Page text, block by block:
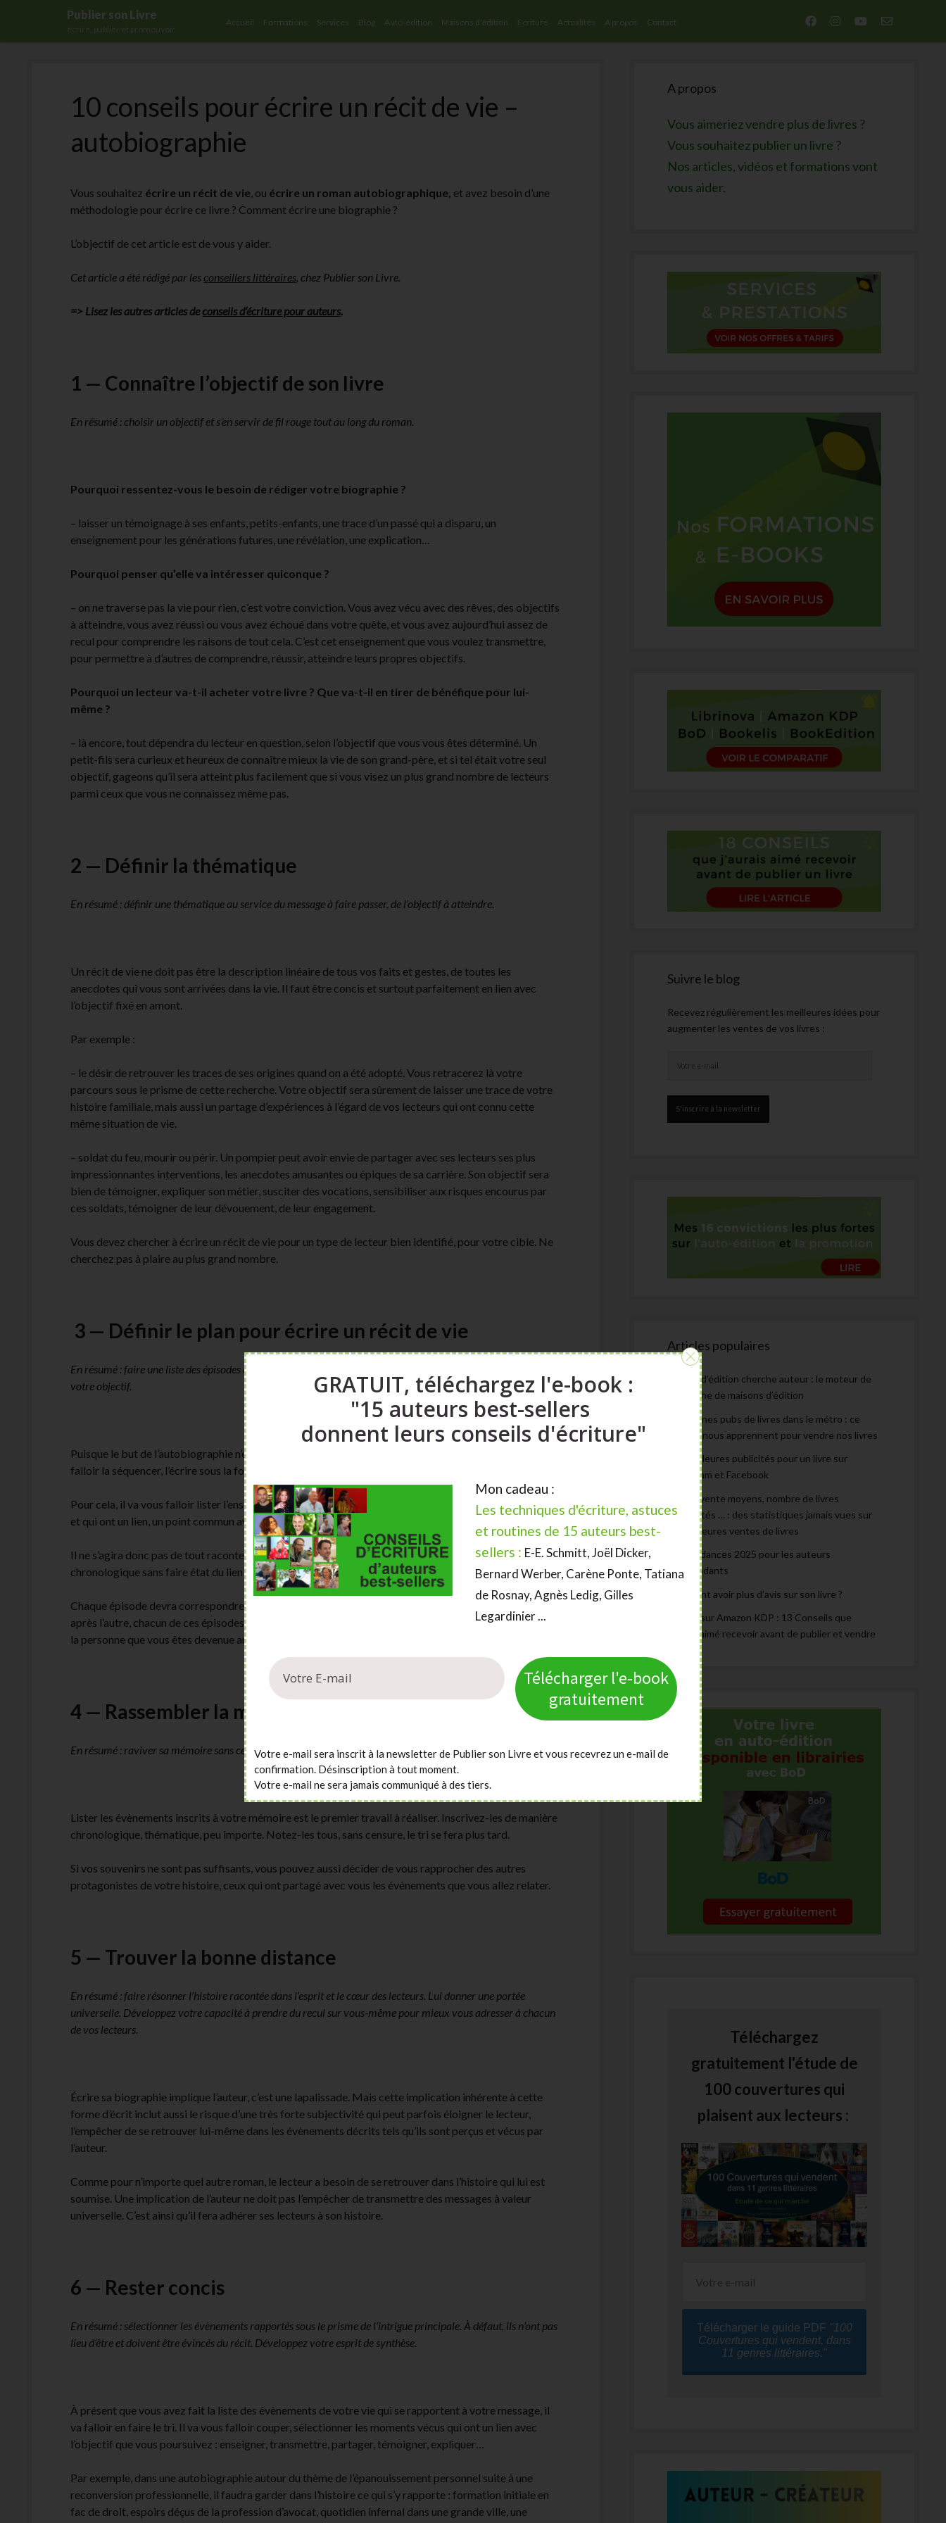
Publier son Livre
écrire, publier et promouvoir
Accueil Formations Services Blog Auto-édition Maisons d’édition Ecriture Actualités A propos Contact facebookinstagram
youtubeemail-
10 conseils pour écrire un récit de vie –
autobiographie
Vous souhaitez écrire un récit de vie, ou écrire un roman autobiographique, et avez besoin d’une
méthodologie pour écrire ce livre ? Comment écrire une biographie ?
L’objectif de cet article est de vous y aider.
Cet article a été rédigé par les conseillers littéraires, chez Publier son Livre.
=> Lisez les autres articles deconseils d’écriture pour auteurs.
1 — Connaître l’objectif de son livre
En résumé : choisir un objectif et s’en servir de fil rouge tout au long du roman.
Pourquoi ressentez-vous le besoin de rédiger votre biographie ?
– laisser un témoignage à ses enfants, petits-enfants, une trace d’un passé qui a disparu, un
enseignement pour les générations futures, une révélation, une explication…
Pourquoi penser qu’elle va intéresser quiconque ?
– on ne traverse pas la vie pour rien, c’est votre conviction. Vous avez vécu avec des rêves, des objectifs
à atteindre, vous avez réussi ou vous avez échoué dans votre quête, et vous avez aujourd’hui assez de
recul pour comprendre les raisons de tout cela. C’est cet enseignement que vous voulez transmettre,
pour permettre à d’autres de comprendre, réussir, atteindre leurs propres objectifs.
Pourquoi un lecteur va-t-il acheter votre livre ? Que va-t-il en tirer de bénéfique pour lui-
même ?
– là encore, tout dépendra du lecteur en question, selon l’objectif que vous vous êtes déterminé. Un
petit-fils sera curieux et heureux de connaître mieux la vie de son grand-père, et si tel était votre seul
objectif, gageons qu’il sera atteint plus facilement que si vous visez un plus grand nombre de lecteurs
parmi ceux que vous ne connaissez même pas.
2 — Définir la thématique
En résumé : définir une thématique au service du message à faire passer, de l’objectif à atteindre.
Un récit de vie ne doit pas être la description linéaire de tous vos faits et gestes, de toutes les
anecdotes qui vous sont arrivées dans la vie. Il faut être concis et surtout parfaitement en lien avec
l’objectif fixé en amont.
Par exemple :
– le désir de retrouver les traces de ses origines quand on a été adopté. Vous retracerez là votre
parcours sous le prisme de cette recherche. Votre objectif sera sûrement de laisser une trace de votre
histoire familiale, mais aussi un partage d’expériences à l’égard de vos lecteurs qui ont connu cette
même situation de vie.
– soldat du feu, mourir ou périr. Un pompier peut avoir envie de partager avec ses lecteurs ses plus
impressionnantes interventions, les anecdotes amusantes ou épiques de sa carrière. Son objectif sera
bien de témoigner, expliquer son métier, susciter des vocations, sensibiliser aux risques encourus par
ces soldats, témoigner de leur dévouement, de leur engagement.
Vous devez chercher à écrire un récit de vie pour un type de lecteur bien identifié, pour votre cible. Ne
cherchez pas à plaire au plus grand nombre.
3 — Définir le plan pour écrire un récit de vie
En résumé : faire une liste des épisodes de votre vie servant à illustrer vos messages clés, et donc atteindre
votre objectif.
Puisque le but de l’autobiographie n’est pas d’écrire sa vie à la manière d’un journal intime, il va vous
falloir la séquencer, l’écrire sous la forme d’épisodes. Les
Pour cela, il va vous falloir lister l’ensemble des évènements qui se sont déroulés au cours de votre vie
et qui ont un lien, un point commun avec l’objectif poursuivi par votre récit.
Il ne s’agira donc pas de tout raconter au lecteur ni de se contenter d’aligner des dates dans un ordre
chronologique sans faire état du lien qui unit les évènements entre eux.
Chaque épisode devra correspondre à un élément important de votre personnalité ou de votre vie. L’un
après l’autre, chacun de ces épisodes va dévoiler qui vous êtes, comment vous avez évolué pour devenir
la personne que vous êtes devenue aujourd’hui.
4 — Rassembler la matière pour son récit de vie
En résumé : raviver sa mémoire sans censure, chercher des compléments de précisions si besoin.
Lister les évènements inscrits à votre mémoire est le premier travail à réaliser. Inscrivez-les de manière
chronologique, thématique, peu importe. Notez-les tous, sans censure, le tri se fera plus tard.
Si vos souvenirs ne sont pas suffisants, vous pouvez aussi décider de vous rapprocher des autres
protagonistes de votre histoire, ceux qui ont partagé avec vous les évènements que vous allez relater.
5 — Trouver la bonne distance
En résumé : faire résonner l’histoire racontée dans l’esprit et le cœur des lecteurs. Lui donner une portée
universelle. Développez votre capacité à prendre du recul sur vous-même pour mieux vous adresser à chacun
de vos lecteurs.
Écrire sa biographie implique l’auteur, c’est une lapalissade. Mais cette implication inhérente à cette
forme d’écrit inclut aussi le risque d’une très forte subjectivité qui peut parfois éloigner le lecteur,
l’empêcher de se retrouver lui-même dans les évènements décrits tels qu’ils sont perçus et vécus par
l’auteur.
Comme pour n’importe quel autre roman, le lecteur a besoin de se retrouver dans l’histoire qui lui est
soumise. Une implication de l’auteur ne doit pas l’empêcher de transmettre des messages à valeur
universelle. C’est ainsi qu’il fera adhérer ses lecteurs à son histoire.
6 — Rester concis
En résumé : sélectionner les évènements rapportés sous le prisme de l’intrigue principale. À défaut, ils n’ont pas
lieu d’être et doivent être évincés du récit. Développez votre esprit de synthèse.
À présent que vous avez fait la liste des évènements de votre vie qui se rapportent à votre message, il
va falloir en faire le tri. Il va vous falloir couper, sélectionner les moments vécus qui ont un lien avec
l’objectif que vous poursuivez : enseigner, transmettre, partager, témoigner, expliquer…
Par exemple, dans une autobiographie autour du thème de l’épanouissement personnel suite à une
reconversion professionnelle, il faudra garder dans l’histoire ce qui s’y rapporte : formation initiale en
fac de droit, espoirs déçus de la profession d’avocat, quotidien infernal dans une grande ville, une
Sidebar
A propos
Vous aimeriez vendre plus de livres ?
Vous souhaitez publier un livre ?
Nos articles, vidéos et formations vont
vous aider.
Suivre le blog
Recevez régulièrement les meilleures idées pour
augmenter les ventes de vos livres :
Articles populaires
Maison d’édition cherche auteur : le moteur de
recherche de maisons d’édition
Les bonnes pubs de livres dans le métro : ce
qu’elles nous apprennent pour vendre nos livres
Les meilleures publicités pour un livre sur
Instagram et Facebook
Prix de vente moyens, nombre de livres
autoédités … : des statistiques jamais vues sur
les meilleures ventes de livres
Les tendances 2025 pour les auteurs
indépendants
Comment avoir plus d’avis sur son livre ?
Publier sur Amazon KDP : 13 Conseils que
j’aurais aimé recevoir avant de publier et vendre
Téléchargez
gratuitement l'étude de
100 couvertures qui
plaisent aux lecteurs :
Télécharger le guide PDF "100
Couvertures qui vendent, dans
11 genres littéraires."
GRATUIT, téléchargez l'e-book :
"15 auteurs best-sellers
donnent leurs conseils d'écriture"
Mon cadeau :
Les techniques d'écriture, astuces
et routines de 15 auteurs best-
sellers : E-E. Schmitt, Joël Dicker,
Bernard Werber, Carène Ponte, Tatiana
de Rosnay, Agnès Ledig, Gilles
Legardinier ...
Télécharger l'e-book
gratuitement
Votre e-mail sera inscrit à la newsletter de Publier son Livre et vous recevrez un e-mail de
confirmation. Désinscription à tout moment.
Votre e-mail ne sera jamais communiqué à des tiers.